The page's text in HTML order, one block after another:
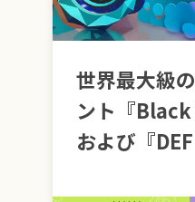
世界最大級
ント『Black
および『